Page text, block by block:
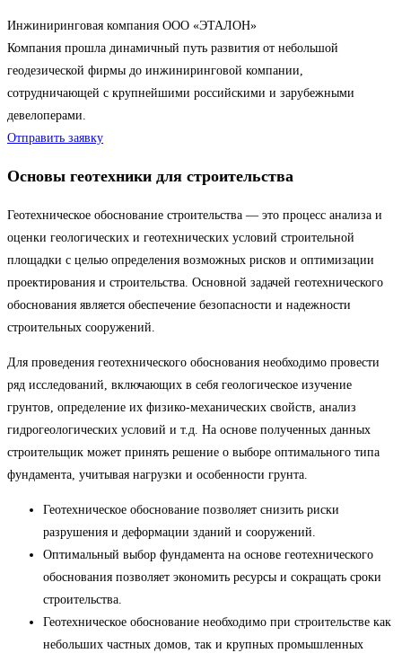
Инжиниринговая компания ООО «ЭТАЛОН»
Компания прошла динамичный путь развития от небольшой
геодезической фирмы до инжиниринговой компании,
сотрудничающей с крупнейшими российскими и зарубежными
девелоперами.
Отправить заявку
Основы геотехники для строительства
Геотехническое обоснование строительства — это процесс анализа и
оценки геологических и геотехнических условий строительной
площадки с целью определения возможных рисков и оптимизации
проектирования и строительства. Основной задачей геотехнического
обоснования является обеспечение безопасности и надежности
строительных сооружений.
Для проведения геотехнического обоснования необходимо провести
ряд исследований, включающих в себя геологическое изучение
грунтов, определение их физико-механических свойств, анализ
гидрогеологических условий и т.д. На основе полученных данных
строительщик может принять решение о выборе оптимального типа
фундамента, учитывая нагрузки и особенности грунта.
Геотехническое обоснование позволяет снизить риски
разрушения и деформации зданий и сооружений.
Оптимальный выбор фундамента на основе геотехнического
обоснования позволяет экономить ресурсы и сокращать сроки
строительства.
Геотехническое обоснование необходимо при строительстве как
небольших частных домов, так и крупных промышленных